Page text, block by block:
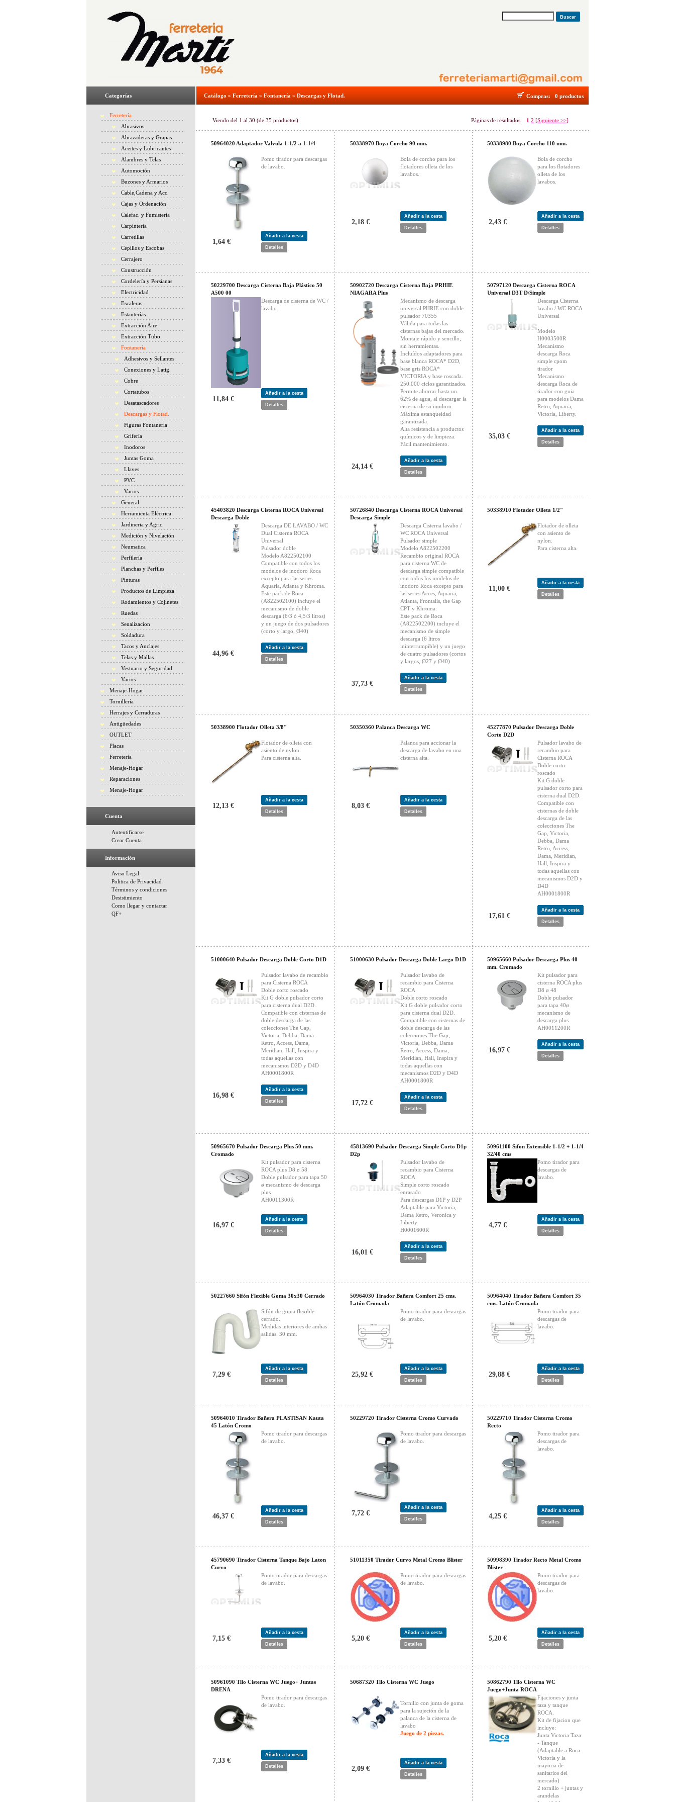
Buscar
Categorías
Ferretería
Abrasivos
Abrazaderas y Grapas
Aceites y Lubricantes
Alambres y Telas
Automoción
Buzones y Armarios
Cable,Cadena y Acc.
Cajas y Ordenación
Calefac. y Fumistería
Carpintería
Carretillas
Cepillos y Escobas
Cerrajero
Construcción
Cordelería y Persianas
Electricidad
Escaleras
Estanterías
Extracción Aire
Extracción Tubo
Fontanería
Adhesivos y Sellantes
Conexiones y Latig.
Cobre
Cortatubos
Desatascadores
Descargas y Flotad.
Figuras Fontaneria
Grifería
Inodoros
Juntas Goma
Llaves
PVC
Varios
General
Herramienta Eléctrica
Jardineria y Agric.
Medición y Nivelación
Neumatica
Perfilería
Planchas y Perfiles
Pinturas
Productos de Limpieza
Rodamientos y Cojinetes
Ruedas
Senalizacion
Soldadura
Tacos y Anclajes
Telas y Mallas
Vestuario y Seguridad
Varios
Menaje-Hogar
Tornillería
Herrajes y Cerraduras
Antigüedades
OUTLET
Placas
Ferretería
Menaje-Hogar
Reparaciones
Menaje-Hogar
Cuenta
Autentificarse
Crear Cuenta
Información
Aviso Legal
Politica de Privacidad
Términos y condiciones
Desistimiento
Como llegar y contactar
QF+
Catálogo » Ferretería » Fontanería » Descargas y Flotad. Compras: 0 productos
Viendo del 1 al 30 (de 35 productos) Páginas de resultados: 1 2 [Siguiente >>]
50964020 Adaptador Valvula 1-1/2 a 1-1/4
Pomo tirador para descargas
de lavabo.
1,64 €
Añadir a la cesta
Detalles
50338970 Boya Corcho 90 mm.
Bola de corcho para los
flotadores olleta de los
lavabos.
2,18 €
Añadir a la cesta
Detalles
50338980 Boya Corcho 110 mm.
Bola de corcho
para los flotadores
olleta de los
lavabos.
2,43 €
Añadir a la cesta
Detalles
50229700 Descarga Cisterna Baja Plástico 50
A500 00
Descarga de cisterna de WC /
lavabo.
11,84 €
Añadir a la cesta
Detalles
50902720 Descarga Cisterna Baja PRHIE
NIAGARA Plus
Mecanismo de descarga
universal PHRIE con doble
pulsador 70355
Válida para todas las
cisternas bajas del mercado.
Montaje rápido y sencillo,
sin herramientas.
Incluídos adaptadores para
base blanca ROCA* D2D,
base gris ROCA*
VICTORIA y base roscada.
250.000 ciclos garantizados.
Permite ahorrar hasta un
62% de agua, al descargar la
cisterna de su inodoro.
Máxima estanqueidad
garantizada.
Alta resistencia a productos
químicos y de limpieza.
Fácil mantenimiento.
24,14 €
Añadir a la cesta
Detalles
50797120 Descarga Cisterna ROCA
Universal D3T D/Simple
Descarga Cisterna
lavabo / WC ROCA
Universal
Modelo
H0003500R
Mecanismo
descarga Roca
simple cpom
tirador
Mecanismo
descarga Roca de
tirador con guia
para modelos Dama
Retro, Aquaria,
Victoria, Liberty.
35,03 €
Añadir a la cesta
Detalles
45403820 Descarga Cisterna ROCA Universal
Descarga Doble
Descarga DE LAVABO / WC
Dual Cisterna ROCA
Universal
Pulsador doble
Modelo A822502100
Compatible con todos los
modelos de inodoro Roca
excepto para las series
Aquaria, Atlanta y Khroma.
Este pack de Roca
(A822502100) incluye el
mecanismo de doble
descarga (6/3 ó 4,5/3 litros)
y un juego de dos pulsadores
(corto y largo, Ø40)
44,96 €
Añadir a la cesta
Detalles
50726840 Descarga Cisterna ROCA Universal
Descarga Simple
Descarga Cisterna lavabo /
WC ROCA Universal
Pulsador simple
Modelo A822502200
Recambio original ROCA
para cisterna WC de
descarga simple compatible
con todos los modelos de
inodoro Roca excepto para
las series Acces, Aquaria,
Atlanta, Frontalis, the Gap
CPT y Khroma.
Este pack de Roca
(A822502200) incluye el
mecanismo de simple
descarga (6 litros
ininterrumpible) y un juego
de cuatro pulsadores (cortos
y largos, Ø27 y Ø40)
37,73 €
Añadir a la cesta
Detalles
50338910 Flotador Olleta 1/2"
Flotador de olleta
con asiento de
nylon.
Para cisterna alta.
11,00 €
Añadir a la cesta
Detalles
50338900 Flotador Olleta 3/8"
Flotador de olleta con
asiento de nylon.
Para cisterna alta.
12,13 €
Añadir a la cesta
Detalles
50350360 Palanca Descarga WC
Palanca para accionar la
descarga de lavabo en una
cisterna alta.
8,03 €
Añadir a la cesta
Detalles
45277870 Pulsador Descarga Doble
Corto D2D
Pulsador lavabo de
recambio para
Cisterna ROCA
Doble corto
roscado
Kit G doble
pulsador corto para
cisterna dual D2D.
Compatible con
cisternas de doble
descarga de las
colecciones The
Gap, Victoria,
Debba, Dama
Retro, Access,
Dama, Meridian,
Hall, Inspira y
todas aquellas con
mecanismos D2D y
D4D
AH0001800R
17,61 €
Añadir a la cesta
Detalles
51000640 Pulsador Descarga Doble Corto D1D
Pulsador lavabo de recambio
para Cisterna ROCA
Doble corto roscado
Kit G doble pulsador corto
para cisterna dual D2D.
Compatible con cisternas de
doble descarga de las
colecciones The Gap,
Victoria, Debba, Dama
Retro, Access, Dama,
Meridian, Hall, Inspira y
todas aquellas con
mecanismos D2D y D4D
AH0001800R
16,98 €
Añadir a la cesta
Detalles
51000630 Pulsador Descarga Doble Largo D1D
Pulsador lavabo de
recambio para Cisterna
ROCA
Doble corto roscado
Kit G doble pulsador corto
para cisterna dual D2D.
Compatible con cisternas de
doble descarga de las
colecciones The Gap,
Victoria, Debba, Dama
Retro, Access, Dama,
Meridian, Hall, Inspira y
todas aquellas con
mecanismos D2D y D4D
AH0001800R
17,72 €
Añadir a la cesta
Detalles
50965660 Pulsador Descarga Plus 40
mm. Cromado
Kit pulsador para
cisterna ROCA plus
D8 ø 48
Doble pulsador
para tapa 40ø
mecanismo de
descarga plus
AH0011200R
16,97 €
Añadir a la cesta
Detalles
50965670 Pulsador Descarga Plus 50 mm.
Cromado
Kit pulsador para cisterna
ROCA plus D8 ø 58
Doble pulsador para tapa 50
ø mecanismo de descarga
plus
AH0011300R
16,97 €
Añadir a la cesta
Detalles
45813690 Pulsador Descarga Simple Corto D1p
D2p
Pulsador lavabo de
recambio para Cisterna
ROCA
Simple corto roscado
enrasado
Para descargas D1P y D2P
Adaptable para Victoria,
Dama Retro, Veronica y
Liberty
H0001600R
16,01 €
Añadir a la cesta
Detalles
50961100 Sifon Extensible 1-1/2 + 1-1/4
32/40 cms
Pomo tirador para
descargas de
lavabo.
4,77 €
Añadir a la cesta
Detalles
50227660 Sifón Flexible Goma 30x30 Cerrado
Sifón de goma flexible
cerrado.
Medidas interiores de ambas
salidas: 30 mm.
7,29 €
Añadir a la cesta
Detalles
50964030 Tirador Bañera Comfort 25 cms.
Latón Cromada
Pomo tirador para descargas
de lavabo.
25,92 €
Añadir a la cesta
Detalles
50964040 Tirador Bañera Comfort 35
cms. Latón Cromada
Pomo tirador para
descargas de
lavabo.
29,88 €
Añadir a la cesta
Detalles
50964010 Tirador Bañera PLASTISAN Kauta
45 Latón Cromo
Pomo tirador para descargas
de lavabo.
46,37 €
Añadir a la cesta
Detalles
50229720 Tirador Cisterna Cromo Curvado
Pomo tirador para descargas
de lavabo.
7,72 €
Añadir a la cesta
Detalles
50229710 Tirador Cisterna Cromo
Recto
Pomo tirador para
descargas de
lavabo.
4,25 €
Añadir a la cesta
Detalles
45790690 Tirador Cisterna Tanque Bajo Laton
Curvo
Pomo tirador para descargas
de lavabo.
7,15 €
Añadir a la cesta
Detalles
51011350 Tirador Curvo Metal Cromo Blister
Pomo tirador para descargas
de lavabo.
5,20 €
Añadir a la cesta
Detalles
50998390 Tirador Recto Metal Cromo
Blister
Pomo tirador para
descargas de
lavabo.
5,20 €
Añadir a la cesta
Detalles
50961090 Tllo Cisterna WC Juego+ Juntas
DRENA
Pomo tirador para descargas
de lavabo.
7,33 €
Añadir a la cesta
Detalles
50687320 Tllo Cisterna WC Juego
Tornillo con junta de goma
para la sujeción de la
palanca de la cisterna de
lavabo
Juego de 2 piezas.
2,09 €
Añadir a la cesta
Detalles
50862790 Tllo Cisterna WC
Juego+Junta ROCA
Fijaciones y junta
taza y tanque
ROCA.
Kit de fijacion que
incluye:
Junta Victoria Taza
- Tanque
(Adaptable a Roca
Victoria y la
mayoria de
sanitarios del
mercado)
2 tornillo + juntas y
arandelas